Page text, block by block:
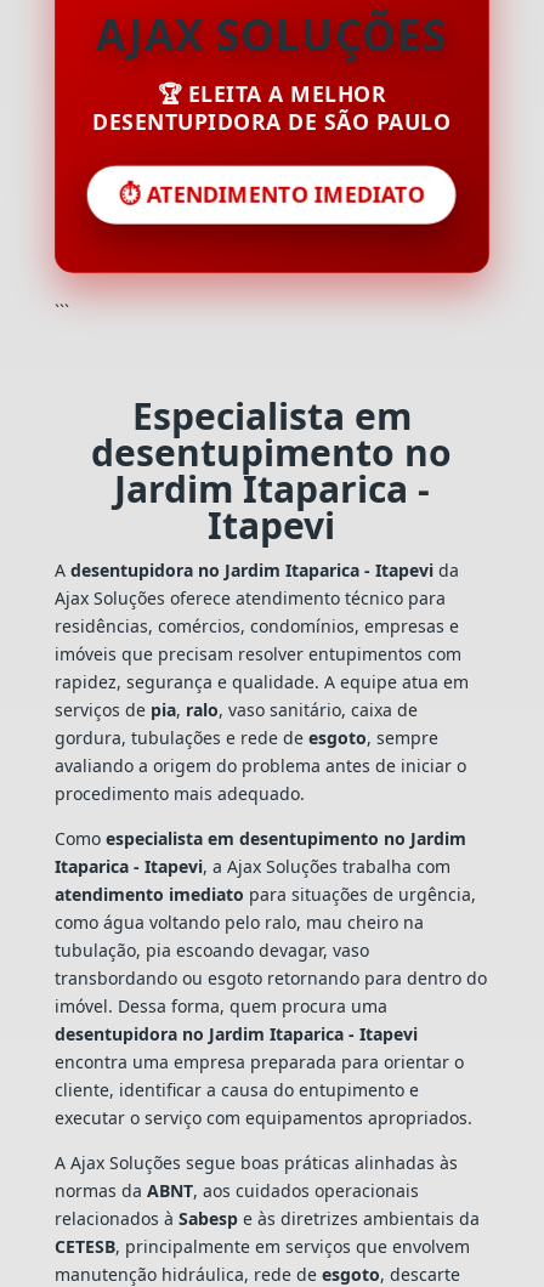
AJAX SOLUÇÕES
🏆 ELEITA A MELHOR
DESENTUPIDORA DE SÃO PAULO
⏱️ ATENDIMENTO IMEDIATO
```
Especialista em
desentupimento no
Jardim Itaparica -
Itapevi
A desentupidora no Jardim Itaparica - Itapevida
Ajax Soluções oferece atendimento técnico para
residências, comércios, condomínios, empresas e
imóveis que precisam resolver entupimentos com
rapidez, segurança e qualidade. A equipe atua em
serviços de pia, ralo, vaso sanitário, caixa de
gordura, tubulações e rede de esgoto, sempre
avaliando a origem do problema antes de iniciar o
procedimento mais adequado.
Como especialista em desentupimento no Jardim
Itaparica - Itapevi, a Ajax Soluções trabalha com
atendimento imediato para situações de urgência,
como água voltando pelo ralo, mau cheiro na
tubulação, pia escoando devagar, vaso
transbordando ou esgoto retornando para dentro do
imóvel. Dessa forma, quem procura uma
desentupidora no Jardim Itaparica - Itapevi
encontra uma empresa preparada para orientar o
cliente, identificar a causa do entupimento e
executar o serviço com equipamentos apropriados.
A Ajax Soluções segue boas práticas alinhadas às
normas da ABNT, aos cuidados operacionais
relacionados à Sabespe às diretrizes ambientais da
CETESB, principalmente em serviços que envolvem
manutenção hidráulica, rede de esgoto, descarte